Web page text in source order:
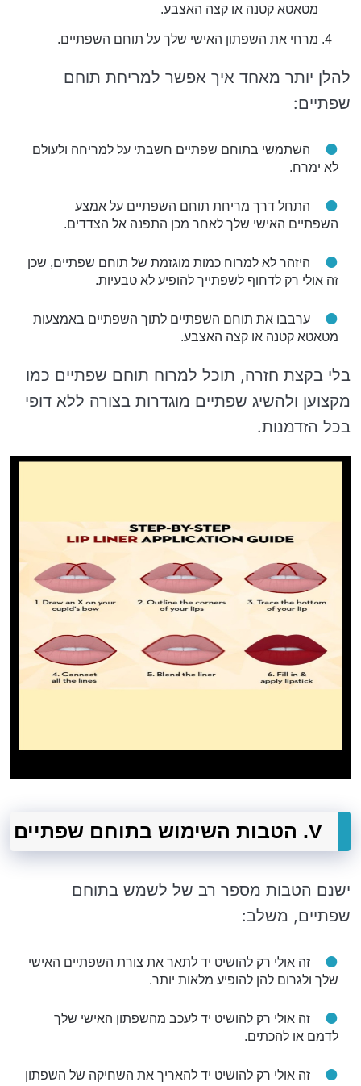
מטאטא קטנה או קצה האצבע.
מרחי את השפתון האישי שלך על תוחם השפתיים.
להלן יותר מאחד איך אפשר למריחת תוחם
שפתיים:
השתמשי בתוחם שפתיים חשבתי על למריחה ולעולם
לא ימרח.
התחל דרך מריחת תוחם השפתיים על אמצע
השפתיים האישי שלך לאחר מכן התפנה אל הצדדים.
היזהר לא למרוח כמות מוגזמת של תוחם שפתיים, שכן
זה אולי רק לדחוף לשפתייך להופיע לא טבעיות.
ערבבו את תוחם השפתיים לתוך השפתיים באמצעות
מטאטא קטנה או קצה האצבע.
בלי בקצת חזרה, תוכל למרוח תוחם שפתיים כמו
מקצוען ולהשיג שפתיים מוגדרות בצורה ללא דופי
בכל הזדמנות.
V. הטבות השימוש בתוחם שפתיים
ישנם הטבות מספר רב של לשמש בתוחם
שפתיים, משלב:
זה אולי רק להושיט יד לתאר את צורת השפתיים האישי
שלך ולגרום להן להופיע מלאות יותר.
זה אולי רק להושיט יד לעכב מהשפתון האישי שלך
לדמם או להכתים.
זה אולי רק להושיט יד להאריך את השחיקה של השפתון